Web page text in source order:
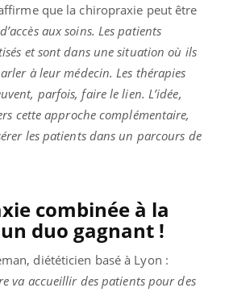
que la chiropraxie peut être
aux soins. Les patients
et sont dans une situation où ils
à leur médecin. Les thérapies
parfois, faire le lien. L’idée,
cette approche complémentaire,
les patients dans un parcours de
combinée à la
duo gagnant !
diététicien basé à Lyon :
va accueillir des patients pour des